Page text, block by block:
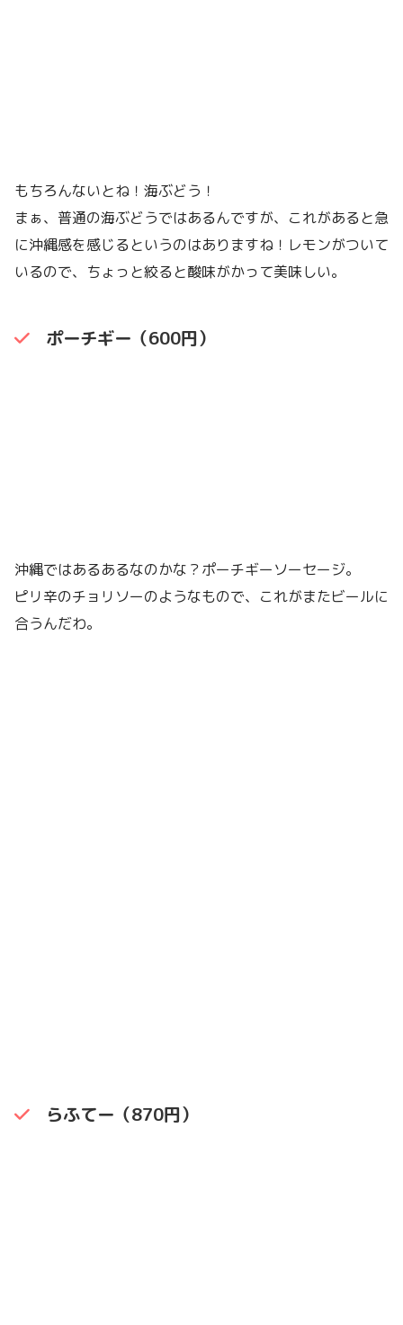
もちろんないとね！海ぶどう！
まぁ、普通の海ぶどうではあるんですが、これがあると急
に沖縄感を感じるというのはありますね！レモンがついて
いるので、ちょっと絞ると酸味がかって美味しい。
ポーチギー（600円）
沖縄ではあるあるなのかな？ポーチギーソーセージ。
ピリ辛のチョリソーのようなもので、これがまたビールに
合うんだわ。
らふてー（870円）